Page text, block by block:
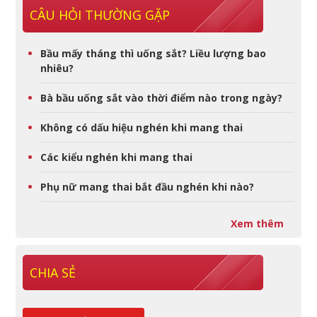
CÂU HỎI THƯỜNG GẶP
Bầu mấy tháng thì uống sắt? Liều lượng bao
nhiêu?
Bà bầu uống sắt vào thời điểm nào trong ngày?
Không có dấu hiệu nghén khi mang thai
Các kiểu nghén khi mang thai
Phụ nữ mang thai bắt đầu nghén khi nào?
Xem thêm
CHIA SẺ